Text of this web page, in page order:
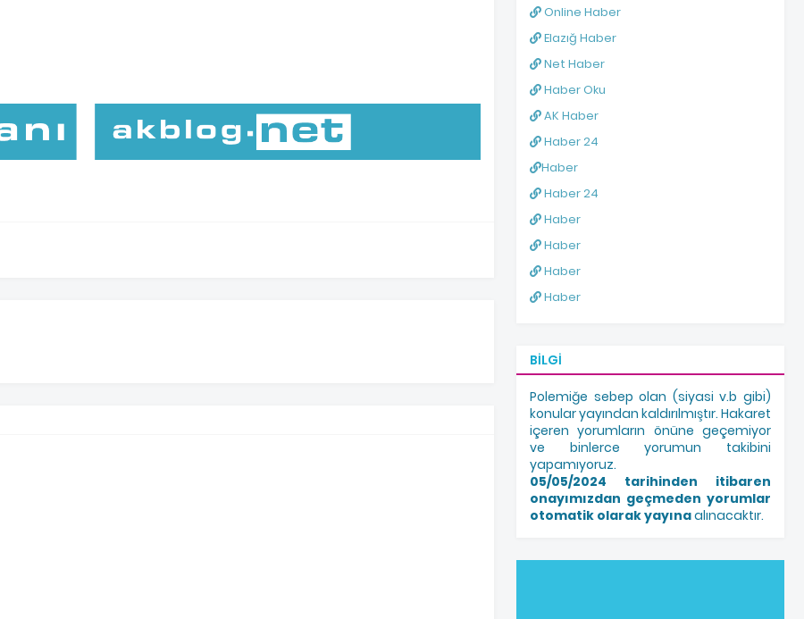
Online Haber
Elazığ Haber
Net Haber
Haber Oku
AK Haber
Haber 24
Haber
Haber 24
Haber
Haber
Haber
Haber
BILGI
Polemiğe sebep olan (siyasi v.b gibi)
konular yayından kaldırılmıştır. Hakaret
içeren yorumların önüne geçemiyor
ve binlerce yorumun takibini
yapamıyoruz.
05/05/2024 tarihinden itibaren
onayımızdan geçmeden yorumlar
otomatik olarak yayınaalınacaktır.